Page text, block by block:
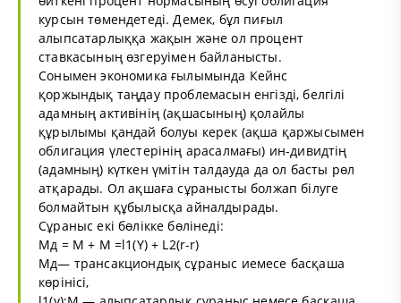
курсын төмендетеді. Демек, бұл пиғыл
алыпсатарлыққа жақын және ол процент
ставкасының өзгеруімен байланысты.
Сонымен экономика ғылымында Кейнс
қоржындық таңдау проблемасын енгізді, белгілі
адамның активінің (ақшасының) қолайлы
құрылымы қандай болуы керек (ақша қаржысымен
облигация үлестерінің арасалмағы) ин-дивидтің
(адамның) күткен үмітін талдауда да ол басты рөл
атқарады. Ол ақшаға сұранысты болжап білуге
болмайтын құбылысқа айналдырады.
Сұраныс екі бөлікке бөлінеді:
Мд = М + М =l1(Ү) + L2(r-r)
Мд— трансакциондық сұраныс иемесе басқаша
көрінісі,